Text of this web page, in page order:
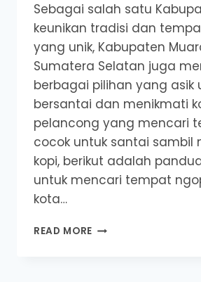
Sebagai salah satu
keunikan tradisi dan
yang unik, Kabupaten
Sumatera Selatan juga
berbagai pilihan yang asik
bersantai dan menikmati
pelancong yang mencari
cocok untuk santai sambil
kopi, berikut adalah
untuk mencari tempat
kota…
READ MORE 5